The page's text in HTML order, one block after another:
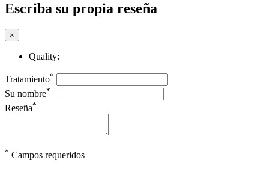
Escriba su propia reseña
×
Quality:
Tratamiento*
Su nombre*
Reseña*
* Campos requeridos